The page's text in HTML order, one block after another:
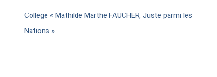
Collège « Mathilde Marthe FAUCHER, Juste parmi les
Nations »